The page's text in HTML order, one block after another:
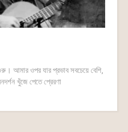
আমার ওপর যার প্রভাব সবচেয়ে বেশি,
খুঁজে পেতে প্রেরণা